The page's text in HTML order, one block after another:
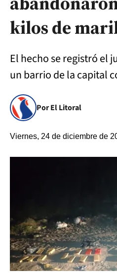
kilos de
El hecho se registró el
un barrio de la capital
Por El Litoral
Viernes, 24 de diciembre de